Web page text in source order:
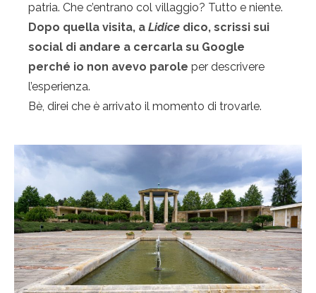
patria. Che c’entrano col villaggio? Tutto e niente.
Dopo quella visita, a Lidice dico, scrissi sui
social di andare a cercarla su Google
perché io non avevo parole per descrivere
l’esperienza.
Bè, direi che è arrivato il momento di trovarle.